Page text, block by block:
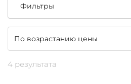
Фильтры
4 результата